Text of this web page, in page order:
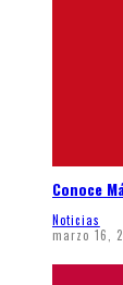
Conoce
Noticias
marzo 16,